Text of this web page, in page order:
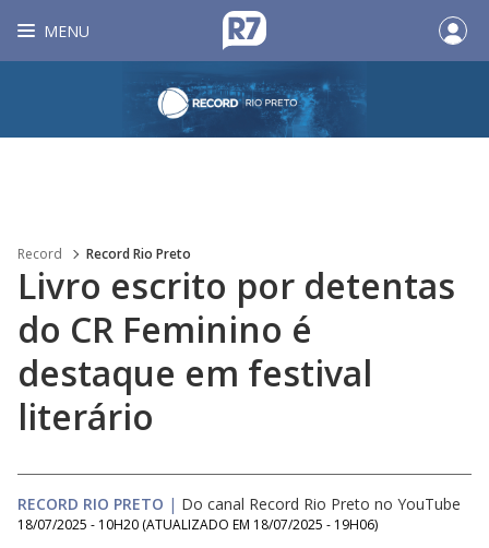
MENU
Record Record Rio Preto
Livro escrito por detentas
do CR Feminino é
destaque em festival
literário
RECORD RIO PRETO | Do canal Record Rio Preto no YouTube
18/07/2025 - 10H20 (ATUALIZADO EM 18/07/2025 - 19H06)